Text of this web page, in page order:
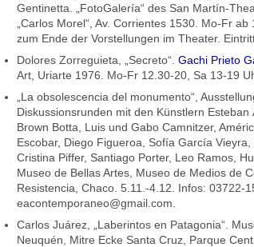
Gentinetta. „FotoGalería“ des San Martín-
„Carlos Morel“, Av. Corrientes 1530. Mo-Fr
zum Ende der Vorstellungen im Theater.
Dolores Zorreguieta, „Secreto“. Gachi Prieto
Art, Uriarte 1976. Mo-Fr 12.30-20, Sa 13-19
„La obsolescencia del monumento“,
Diskussionsrunden mit den Künstlern
Brown Botta, Luis und Gabo Camnitzer,
Escobar, Diego Figueroa, Sofía García
Cristina Piffer, Santiago Porter, Leo Ramos,
Museo de Bellas Artes, Museo de Medios de
Resistencia, Chaco. 5.11.-4.12. Infos: 03722-
eacontemporaneo@gmail.com.
Carlos Juárez, „Laberintos en Patagonia“.
Neuquén, Mitre Ecke Santa Cruz, Parque